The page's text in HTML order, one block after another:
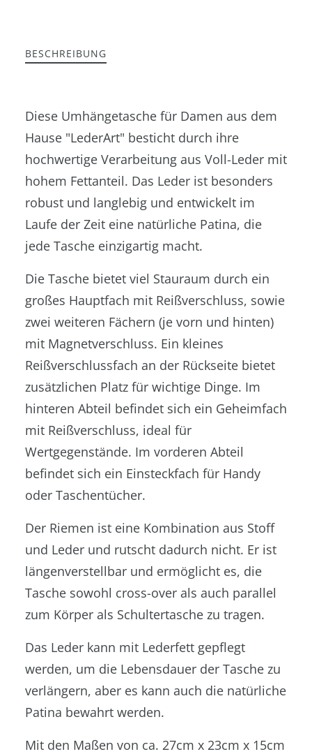
BESCHREIBUNG
Diese Umhängetasche für Damen aus dem
Hause "LederArt" besticht durch ihre
hochwertige Verarbeitung aus Voll-Leder mit
hohem Fettanteil. Das Leder ist besonders
robust und langlebig und entwickelt im
Laufe der Zeit eine natürliche Patina, die
jede Tasche einzigartig macht.
Die Tasche bietet viel Stauraum durch ein
großes Hauptfach mit Reißverschluss, sowie
zwei weiteren Fächern (je vorn und hinten)
mit Magnetverschluss. Ein kleines
Reißverschlussfach an der Rückseite bietet
zusätzlichen Platz für wichtige Dinge. Im
hinteren Abteil befindet sich ein Geheimfach
mit Reißverschluss, ideal für
Wertgegenstände. Im vorderen Abteil
befindet sich ein Einsteckfach für Handy
oder Taschentücher.
Der Riemen ist eine Kombination aus Stoff
und Leder und rutscht dadurch nicht. Er ist
längenverstellbar und ermöglicht es, die
Tasche sowohl cross-over als auch parallel
zum Körper als Schultertasche zu tragen.
Das Leder kann mit Lederfett gepflegt
werden, um die Lebensdauer der Tasche zu
verlängern, aber es kann auch die natürliche
Patina bewahrt werden.
Mit den Maßen von ca. 27cm x 23cm x 15cm